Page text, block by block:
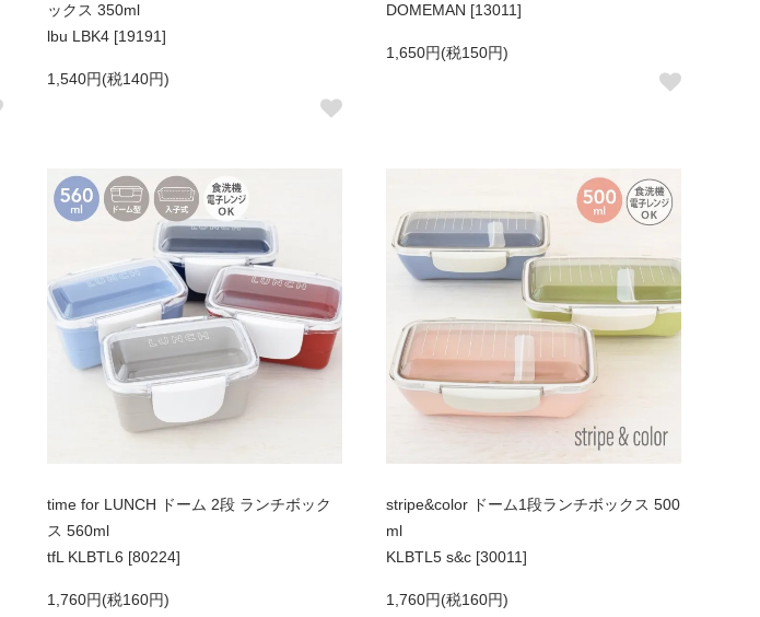
ックス 350ml
lbu LBK4 [19191]
1,540円(税140円)
DOMEMAN [13011]
1,650円(税150円)
time for LUNCH ドーム 2段 ランチボック
ス 560ml
tfL KLBTL6 [80224]
1,760円(税160円)
stripe&color ドーム1段ランチボックス 500
ml
KLBTL5 s&c [30011]
1,760円(税160円)